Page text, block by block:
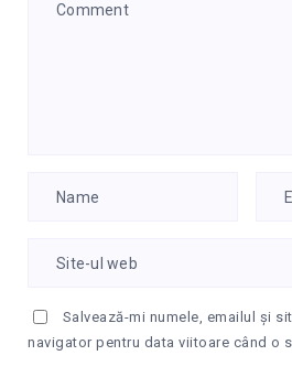
Salvează-mi numele, emailul și
navigator pentru data viitoare când o